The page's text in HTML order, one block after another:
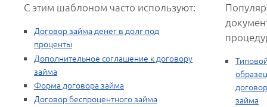
С этим шаблоном часто используют:
Договор займа денег в долг под
проценты
Дополнительное соглашение к договору
займа
Форма договора займа
Договор беспроцентного займа
образец
займа